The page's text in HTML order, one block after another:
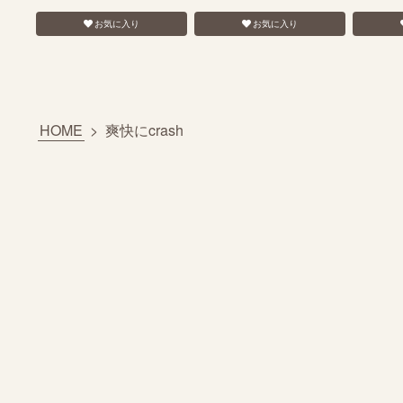
お気に入り お気に入り
HOME > 爽快にcrash